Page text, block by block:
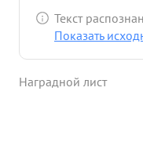
сухопутных сил
районе виль-
Текст
Показать
Наградной лист